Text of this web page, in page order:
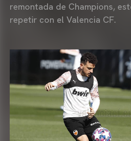
remontada de Champions,
repetir con el Valencia CF.